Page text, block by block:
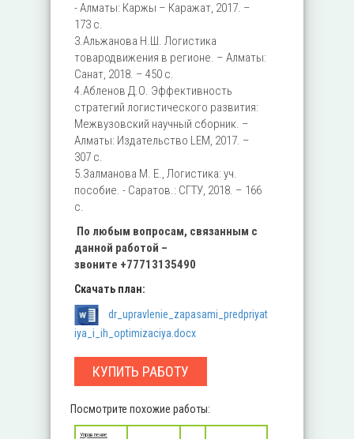
- Алматы: Каржы – Каражат, 2017. –
173 с.
3.Альжанова Н.Ш. Логистика
товародвижения в регионе. – Алматы:
Санат, 2018. – 450 с.
4.Абленов Д.О. Эффективность
стратегий логистического развития:
Межвузовский научный сборник. –
Алматы: Издательство LEM, 2017. –
307 с.
5.Залманова М. Е., Логистика: уч.
пособие. - Саратов.: СГТУ, 2018. – 166
с.
По любым вопросам, связанным с
данной работой –
звоните +77713135490
Скачать план:
dr_upravlenie_zapasami_predpriyat
iya_i_ih_optimizaciya.docx
КУПИТЬ РАБОТУ
Посмотрите похожие работы:
Управление